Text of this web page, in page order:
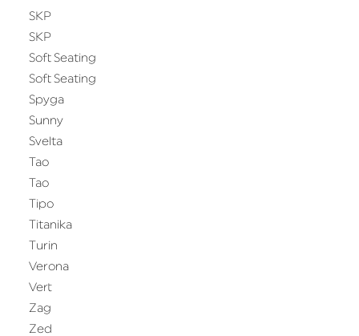
SKP
SKP
Soft Seating
Soft Seating
Spyga
Sunny
Svelta
Tao
Tao
Tipo
Titanika
Turin
Verona
Vert
Zag
Zed